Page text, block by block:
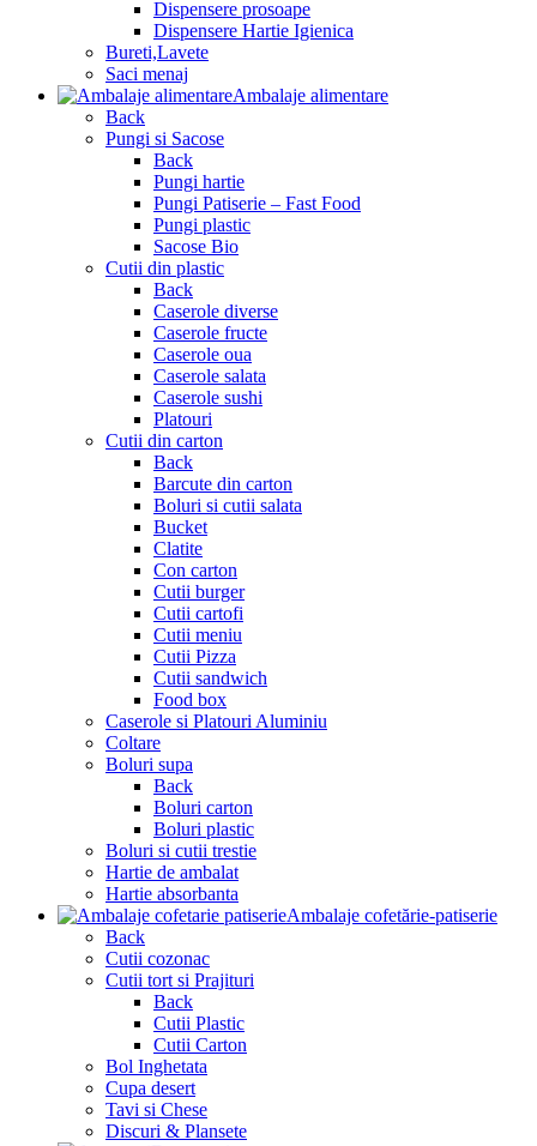
Dispensere prosoape
Dispensere Hartie Igienica
Bureti,Lavete
Saci menaj
Ambalaje alimentare
Back
Pungi si Sacose
Back
Pungi hartie
Pungi Patiserie – Fast Food
Pungi plastic
Sacose Bio
Cutii din plastic
Back
Caserole diverse
Caserole fructe
Caserole oua
Caserole salata
Caserole sushi
Platouri
Cutii din carton
Back
Barcute din carton
Boluri si cutii salata
Bucket
Clatite
Con carton
Cutii burger
Cutii cartofi
Cutii meniu
Cutii Pizza
Cutii sandwich
Food box
Caserole si Platouri Aluminiu
Coltare
Boluri supa
Back
Boluri carton
Boluri plastic
Boluri si cutii trestie
Hartie de ambalat
Hartie absorbanta
Ambalaje cofetărie-patiserie
Back
Cutii cozonac
Cutii tort si Prajituri
Back
Cutii Plastic
Cutii Carton
Bol Inghetata
Cupa desert
Tavi si Chese
Discuri & Plansete